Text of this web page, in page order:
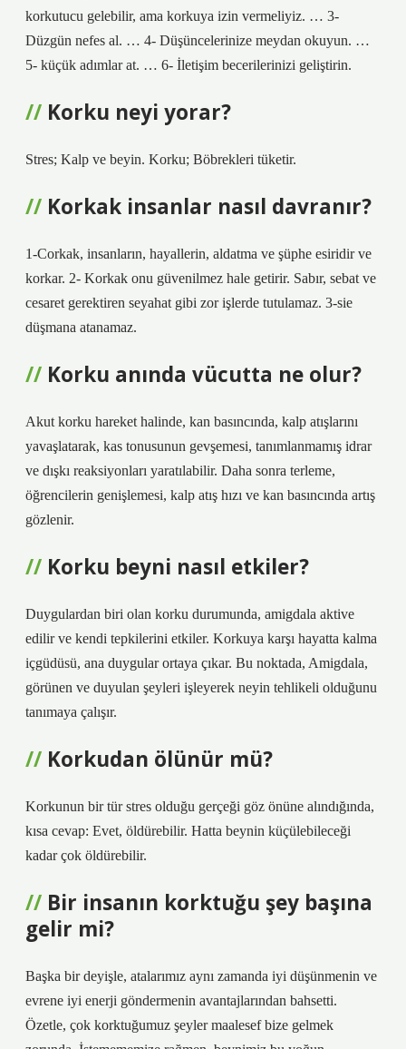
korkutucu gelebilir, ama korkuya izin vermeliyiz. … 3-
Düzgün nefes al. … 4- Düşüncelerinize meydan okuyun. …
5- küçük adımlar at. … 6- İletişim becerilerinizi geliştirin.
Korku neyi yorar?
Stres; Kalp ve beyin. Korku; Böbrekleri tüketir.
Korkak insanlar nasıl davranır?
1-Corkak, insanların, hayallerin, aldatma ve şüphe esiridir ve
korkar. 2- Korkak onu güvenilmez hale getirir. Sabır, sebat ve
cesaret gerektiren seyahat gibi zor işlerde tutulamaz. 3-sie
düşmana atanamaz.
Korku anında vücutta ne olur?
Akut korku hareket halinde, kan basıncında, kalp atışlarını
yavaşlatarak, kas tonusunun gevşemesi, tanımlanmamış idrar
ve dışkı reaksiyonları yaratılabilir. Daha sonra terleme,
öğrencilerin genişlemesi, kalp atış hızı ve kan basıncında artış
gözlenir.
Korku beyni nasıl etkiler?
Duygulardan biri olan korku durumunda, amigdala aktive
edilir ve kendi tepkilerini etkiler. Korkuya karşı hayatta kalma
içgüdüsü, ana duygular ortaya çıkar. Bu noktada, Amigdala,
görünen ve duyulan şeyleri işleyerek neyin tehlikeli olduğunu
tanımaya çalışır.
Korkudan ölünür mü?
Korkunun bir tür stres olduğu gerçeği göz önüne alındığında,
kısa cevap: Evet, öldürebilir. Hatta beynin küçülebileceği
kadar çok öldürebilir.
Bir insanın korktuğu şey başına
gelir mi?
Başka bir deyişle, atalarımız aynı zamanda iyi düşünmenin ve
evrene iyi enerji göndermenin avantajlarından bahsetti.
Özetle, çok korktuğumuz şeyler maalesef bize gelmek